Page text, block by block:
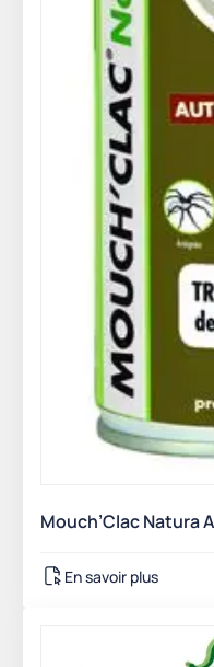
Mouch’Clac Natura
En savoir plus